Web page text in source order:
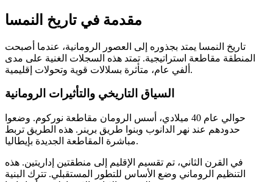
مقدمة في تاريخ النمسا
تاريخ النمسا يمتد بجذوره إلى العصور الرومانية، عندما أصبحت
المنطقة مقاطعة استراتيجية. تمتد هذه السجلات الغنية على مدى
ألفي عام، متأثرة بسلالات قوية وتحولات إقليمية.
السياق التاريخي والتأثيرات الرومانية
حوالي عام 40 ميلادي، أسس الرومان مقاطعة نوركوم. وضعوا
حدودهم عند نهر الدانوب وبنوا طريق برينر. هذه الطريق تربط
مباشرة المقاطعة الجديدة بإيطاليا.
في القرن الثاني، تم تقسيم الإقليم إلى منطقتين إداريتين. هذه
التنظيم الروماني وضع الأساس للتطور المستقبلي. تترك البنية